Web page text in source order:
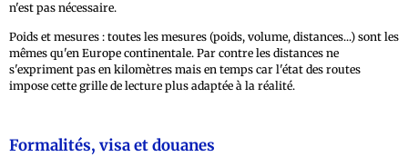
n'est pas nécessaire.
Poids et mesures : toutes les mesures (poids, volume, distances...) sont les
mêmes qu'en Europe continentale. Par contre les distances ne
s'expriment pas en kilomètres mais en temps car l'état des routes
impose cette grille de lecture plus adaptée à la réalité.
Formalités, visa et douanes